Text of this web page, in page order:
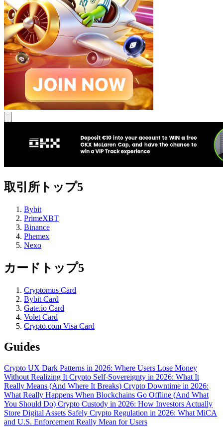
取引所トップ5
Bybit
PrimeXBT
Binance
Phemex
Nexo
カードトップ5
Cryptomus Card
Bybit Card
Gate.io Card
Volet Card
Crypto.com Visa Card
Guides
Crypto UX Dark Patterns in 2026: Where Users Lose Money
Without Realizing It Crypto Self-Sovereignty in 2026: What It
Really Means (And Where It Breaks) Crypto Downtime in 2026:
What Really Happens When Blockchains Go Offline (And What
You Should Do) Crypto Custody in 2026: How Investors Actually
Store Digital Assets Safely Crypto Regulation in 2026: What MiCA
and U.S. Enforcement Really Mean for Users